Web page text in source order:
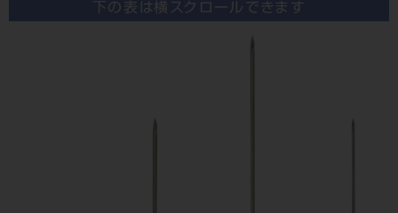
下の表は横スクロールできます